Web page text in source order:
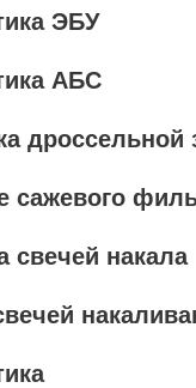
ЭБУ
АБС
дроссельной
сажевого
свечей накала